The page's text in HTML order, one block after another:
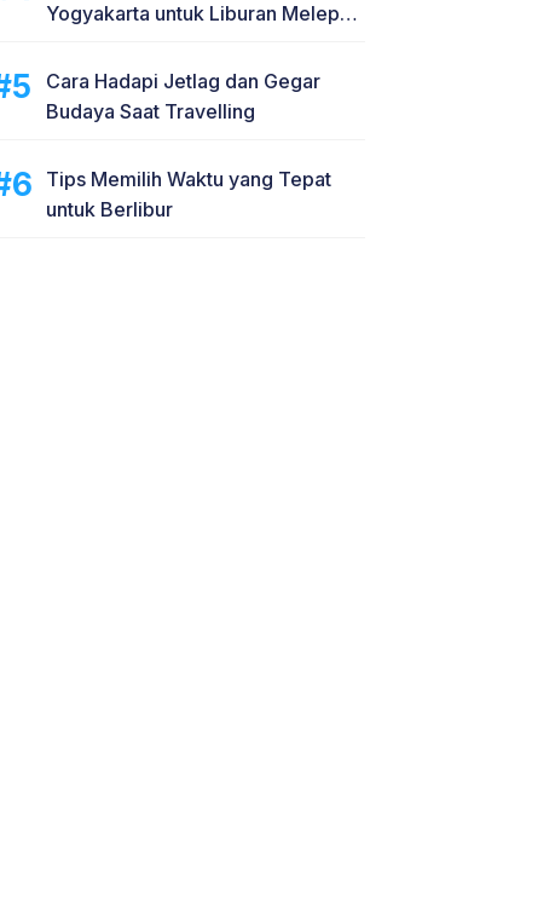
Yogyakarta untuk Liburan Melepas
Cara Hadapi Jetlag dan Gegar
Budaya Saat Travelling
Tips Memilih Waktu yang Tepat
untuk Berlibur